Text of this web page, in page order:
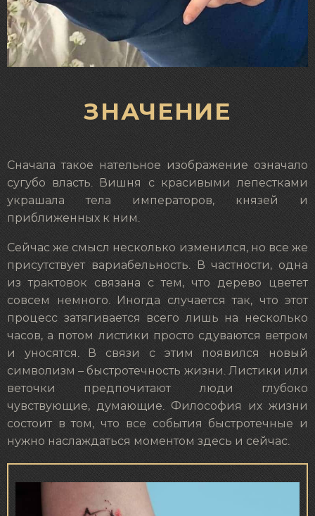
ЗНАЧЕНИЕ
Сначала такое нательное изображение означало
сугубо власть. Вишня с красивыми лепестками
украшала тела императоров, князей и
приближенных к ним.
Сейчас же смысл несколько изменился, но все же
присутствует вариабельность. В частности, одна
из трактовок связана с тем, что дерево цветет
совсем немного. Иногда случается так, что этот
процесс затягивается всего лишь на несколько
часов, а потом листики просто сдуваются ветром
и уносятся. В связи с этим появился новый
символизм – быстротечность жизни. Листики или
веточки предпочитают люди глубоко
чувствующие, думающие. Философия их жизни
состоит в том, что все события быстротечные и
нужно наслаждаться моментом здесь и сейчас.